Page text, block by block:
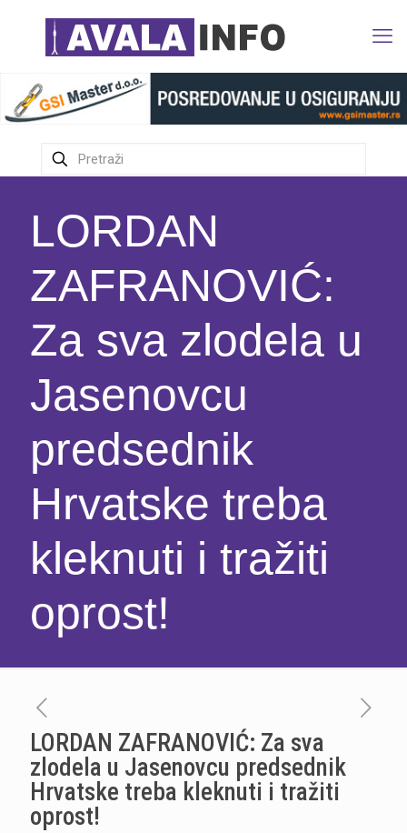
LORDAN
ZAFRANOVIĆ:
Za sva zlodela u
Jasenovcu
predsednik
Hrvatske treba
kleknuti i tražiti
oprost!
LORDAN ZAFRANOVIĆ: Za sva
zlodela u Jasenovcu predsednik
Hrvatske treba kleknuti i tražiti
oprost!